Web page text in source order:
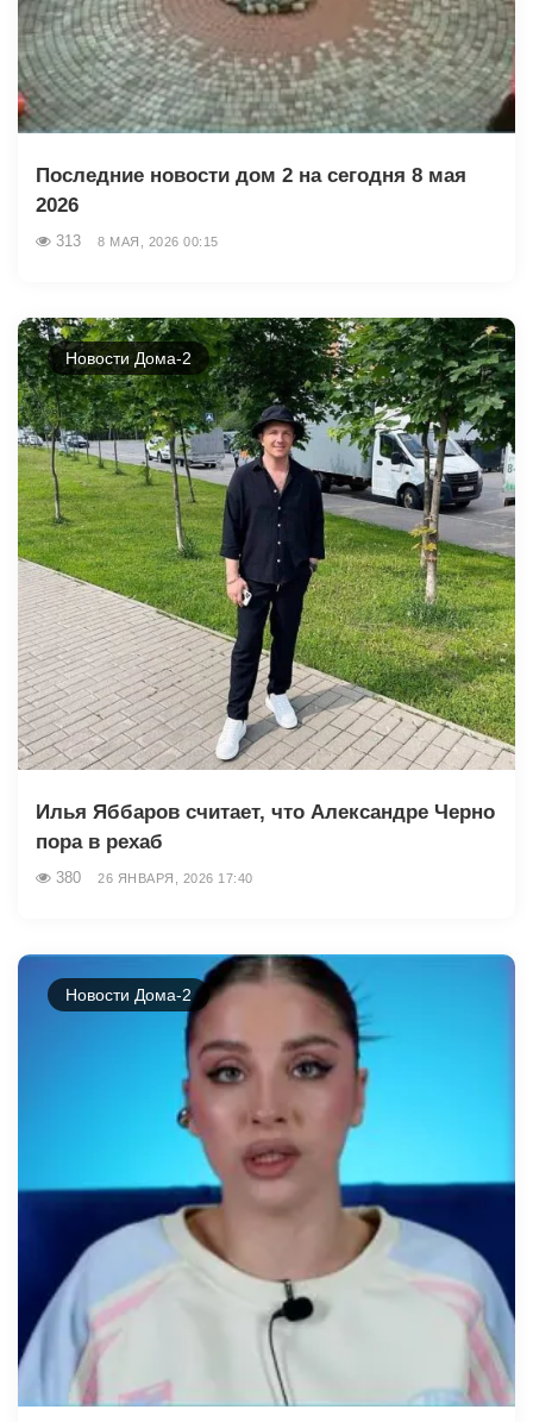
Последние новости дом 2 на сегодня 8 мая
2026
313 8 МАЯ, 2026 00:15
Новости Дома-2
Илья Яббаров считает, что Александре Черно
пора в рехаб
380 26 ЯНВАРЯ, 2026 17:40
Новости Дома-2